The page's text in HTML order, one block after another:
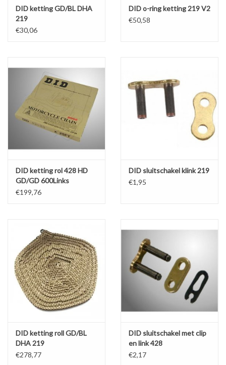
Zoek op Merk
DID ketting GD/BL DHA
219
€30,06
DID o-ring ketting 219 V2
€50,58
DID ketting rol 428 HD
GD/GD 600Links
€199,76
DID sluitschakel klink 219
€1,95
DID ketting roll GD/BL
DHA 219
€278,77
DID sluitschakel met clip
en link 428
€2,17